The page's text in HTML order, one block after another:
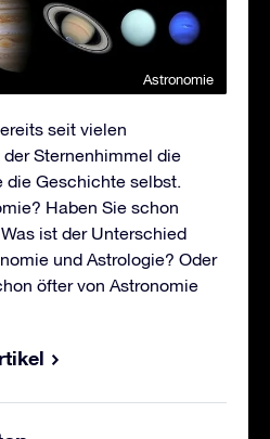
Astronomie
seit vielen
Sternenhimmel die
die Geschichte selbst.
Haben Sie schon
ist der Unterschied
und Astrologie? Oder
öfter von Astronomie